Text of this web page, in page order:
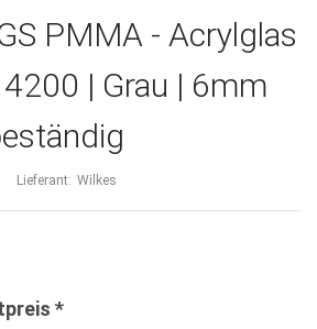
PMMA - Acrylglas
| Grau | 6mm
Lieferant: Wilkes